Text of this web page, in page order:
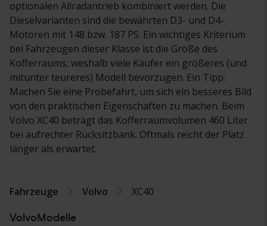
optionalen Allradantrieb kombiniert werden. Die
Dieselvarianten sind die bewährten D3- und D4-
Motoren mit 148 bzw. 187 PS. Ein wichtiges Kriterium
bei Fahrzeugen dieser Klasse ist die Größe des
Kofferraums, weshalb viele Käufer ein größeres (und
mitunter teureres) Modell bevorzugen. Ein Tipp:
Machen Sie eine Probefahrt, um sich ein besseres Bild
von den praktischen Eigenschaften zu machen. Beim
Volvo XC40 beträgt das Kofferraumvolumen 460 Liter
bei aufrechter Rücksitzbank. Oftmals reicht der Platz
länger als erwartet.
Fahrzeuge Volvo XC40
VolvoModelle